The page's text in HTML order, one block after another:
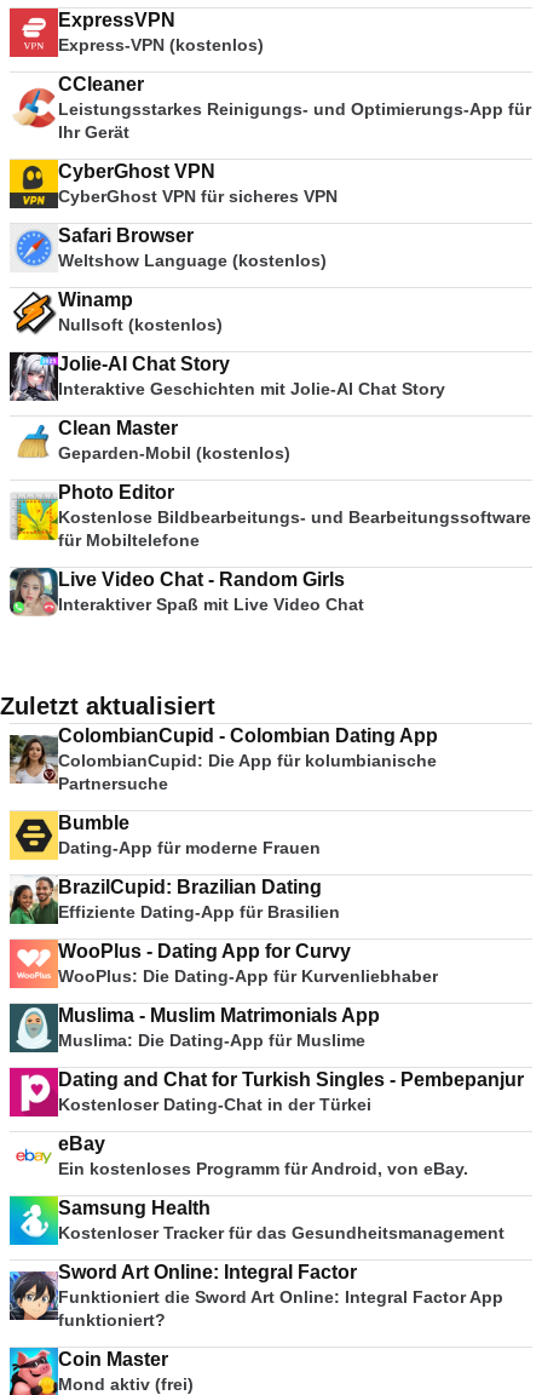
ExpressVPN
Express-VPN (kostenlos)
CCleaner
Leistungsstarkes Reinigungs- und Optimierungs-App für
Ihr Gerät
CyberGhost VPN
CyberGhost VPN für sicheres VPN
Safari Browser
Weltshow Language (kostenlos)
Winamp
Nullsoft (kostenlos)
Jolie-AI Chat Story
Interaktive Geschichten mit Jolie-AI Chat Story
Clean Master
Geparden-Mobil (kostenlos)
Photo Editor
Kostenlose Bildbearbeitungs- und Bearbeitungssoftware
für Mobiltelefone
Live Video Chat - Random Girls
Interaktiver Spaß mit Live Video Chat
Zuletzt aktualisiert
ColombianCupid - Colombian Dating App
ColombianCupid: Die App für kolumbianische
Partnersuche
Bumble
Dating-App für moderne Frauen
BrazilCupid: Brazilian Dating
Effiziente Dating-App für Brasilien
WooPlus - Dating App for Curvy
WooPlus: Die Dating-App für Kurvenliebhaber
Muslima - Muslim Matrimonials App
Muslima: Die Dating-App für Muslime
Dating and Chat for Turkish Singles - Pembepanjur
Kostenloser Dating-Chat in der Türkei
eBay
Ein kostenloses Programm für Android, von eBay.
Samsung Health
Kostenloser Tracker für das Gesundheitsmanagement
Sword Art Online: Integral Factor
Funktioniert die Sword Art Online: Integral Factor App
funktioniert?
Coin Master
Mond aktiv (frei)